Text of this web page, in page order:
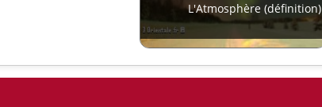
L'Atmosphère (définition)